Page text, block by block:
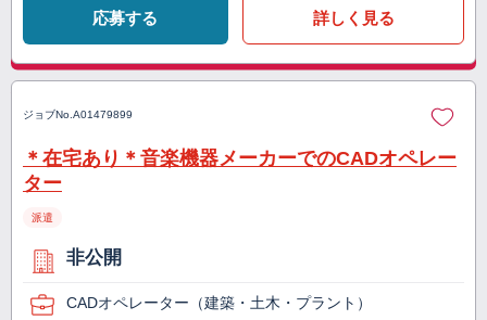
応募する 詳しく見る
ジョブNo. A01479899
＊在宅あり＊音楽機器メーカーでのCADオペレー
ター
派遣
非公開
CADオペレーター（建築・土木・プラント）